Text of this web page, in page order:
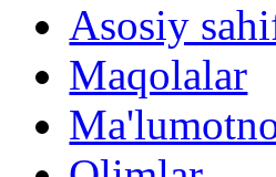
Asosiy
Maqolalar